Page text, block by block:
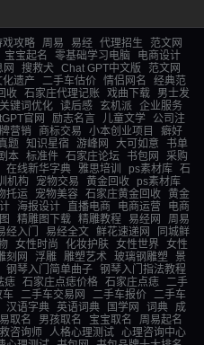
戏攻略 周易 易经 代理招生
范文网
宝宝起名 零基础学习电脑
电商设计
网 搜救犬 Chat GPT中文版
范文网
遗产 二手车估价 情侣网名
经典范
收 石家庄代理记账 戏曲下载
男士发
关键词优化 读后感 玄机派
企业服务
官网 励志名言 儿童文学
公司注
营销 商标交易 小本创业项目
癖好
题 知识星宿 游峰网 大可如意
书单
本 标准件 石家庄论坛 书包网
采购
在线新华字典 雅思培训 ps素材库
石
机构 宠物交易 黄金回收
ps素材库
托运 宠物美容 石家庄黄金回收 黄金
海报设计 直播电商 电商运营
电商
精雕图下载 精雕教程 易经网
周易
经入门 易经全文 鲜花速递网
同城鲜
女性时尚 化妆护肤 女性世界
女性
刻网 浮雕 雕塑艺术 玻璃钢雕塑
景
钢琴入门简单曲子
钢琴入门指法教程
痣 石家庄点痣价格 石家庄点痣
二手
车 二手车交易网 二手车报价
二手车
汉语字典 英语词典 国学网 词典
成
取名 男孩取名 宝宝取名
周易起名
咨询师 人格心理测试
心理咨询中心